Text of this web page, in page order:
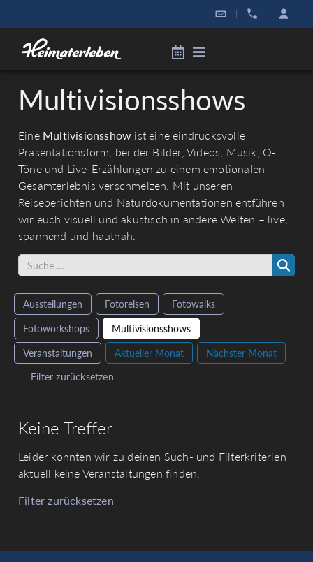
| |
Multivisionsshows
Eine Multivisionsshow ist eine eindrucksvolle
Präsentationsform, bei der Bilder, Videos, Musik, O-
Töne und Live-Erzählungen zu einem emotionalen
Gesamterlebnis verschmelzen. Mit unseren
Reiseberichten und Naturdokumentationen entführen
wir euch visuell und akustisch in andere Welten – live,
spannend und hautnah.
Ausstellungen Fotoreisen
Fotowalks
Fotoworkshops
Multivisionsshows
Veranstaltungen
Aktueller Monat
Nächster Monat
Filter zurücksetzen
Keine Treffer
Leider konnten wir zu deinen Such- und Filterkriterien
aktuell keine Veranstaltungen finden.
Filter zurücksetzen